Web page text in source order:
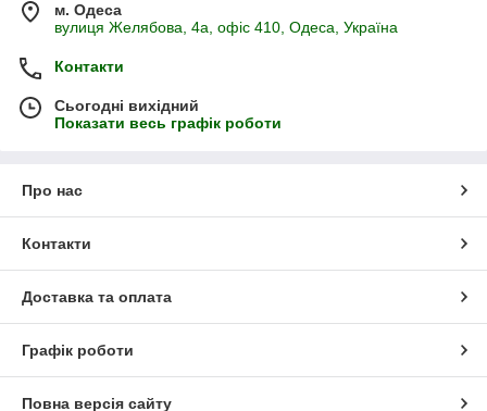
м. Одеса
вулиця Желябова, 4а, офіс 410, Одеса, Україна
Контакти
Сьогодні вихідний
Показати весь графік роботи
Про нас
Контакти
Доставка та оплата
Графік роботи
Повна версія сайту